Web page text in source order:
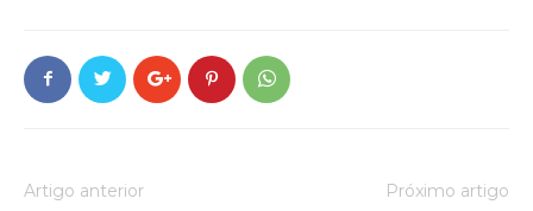
Artigo anterior Próximo artigo